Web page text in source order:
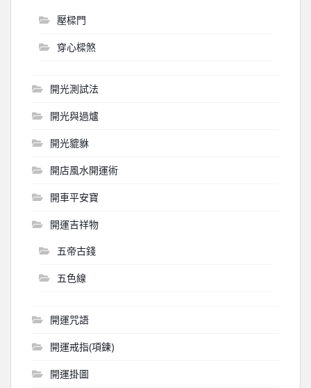
壓樑門
穿心樑煞
開光測試法
開光與過爐
開光貔貅
開店風水開運術
開車平安寶
開運吉祥物
五帝古錢
五色線
開運咒語
開運戒指(項鍊)
開運掛圖